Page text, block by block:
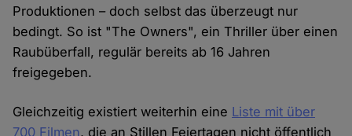
Produktionen – doch selbst das überzeugt nur
bedingt. So ist "The Owners", ein Thriller über einen
Raubüberfall, regulär bereits ab 16 Jahren
freigegeben.
Gleichzeitig existiert weiterhin eine Liste mit über
700 Filmen, die an Stillen Feiertagen nicht öffentlich